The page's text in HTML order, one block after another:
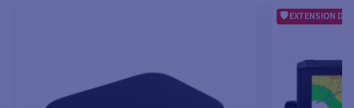
EXTENSION DE